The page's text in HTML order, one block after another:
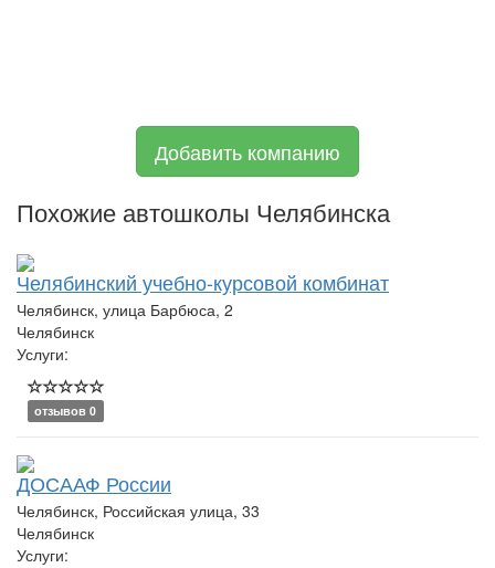
Добавить компанию
Похожие автошколы Челябинска
Челябинский учебно-курсовой комбинат
Челябинск, улица Барбюса, 2
Челябинск
Услуги:
отзывов 0
ДОСААФ России
Челябинск, Российская улица, 33
Челябинск
Услуги: